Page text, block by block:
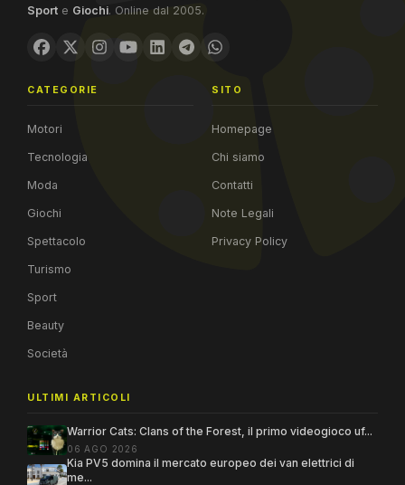
Sport e Giochi. Online dal 2005.
CATEGORIE
Motori
Tecnologia
Moda
Giochi
Spettacolo
Turismo
Sport
Beauty
Società
SITO
Homepage
Chi siamo
Contatti
Note Legali
Privacy Policy
ULTIMI ARTICOLI
Warrior Cats: Clans of the Forest, il primo videogioco uf...
06 AGO 2026
Kia PV5 domina il mercato europeo dei van elettrici di
me...